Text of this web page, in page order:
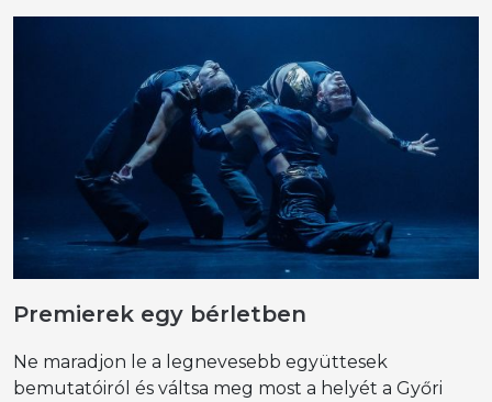
Premierek egy bérletben
Ne maradjon le a legnevesebb együttesek
bemutatóiról és váltsa meg most a helyét a Győri